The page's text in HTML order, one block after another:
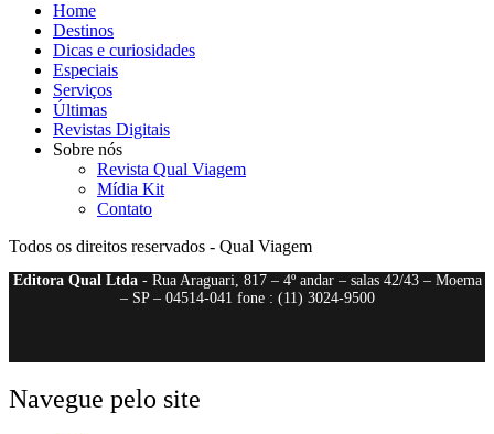
Home
Destinos
Dicas e curiosidades
Especiais
Serviços
Últimas
Revistas Digitais
Sobre nós
Revista Qual Viagem
Mídia Kit
Contato
Todos os direitos reservados - Qual Viagem
Editora Qual Ltda- Rua Araguari, 817 – 4º andar – salas 42/43 – Moema
– SP – 04514-041 fone : (11) 3024-9500
Navegue pelo site